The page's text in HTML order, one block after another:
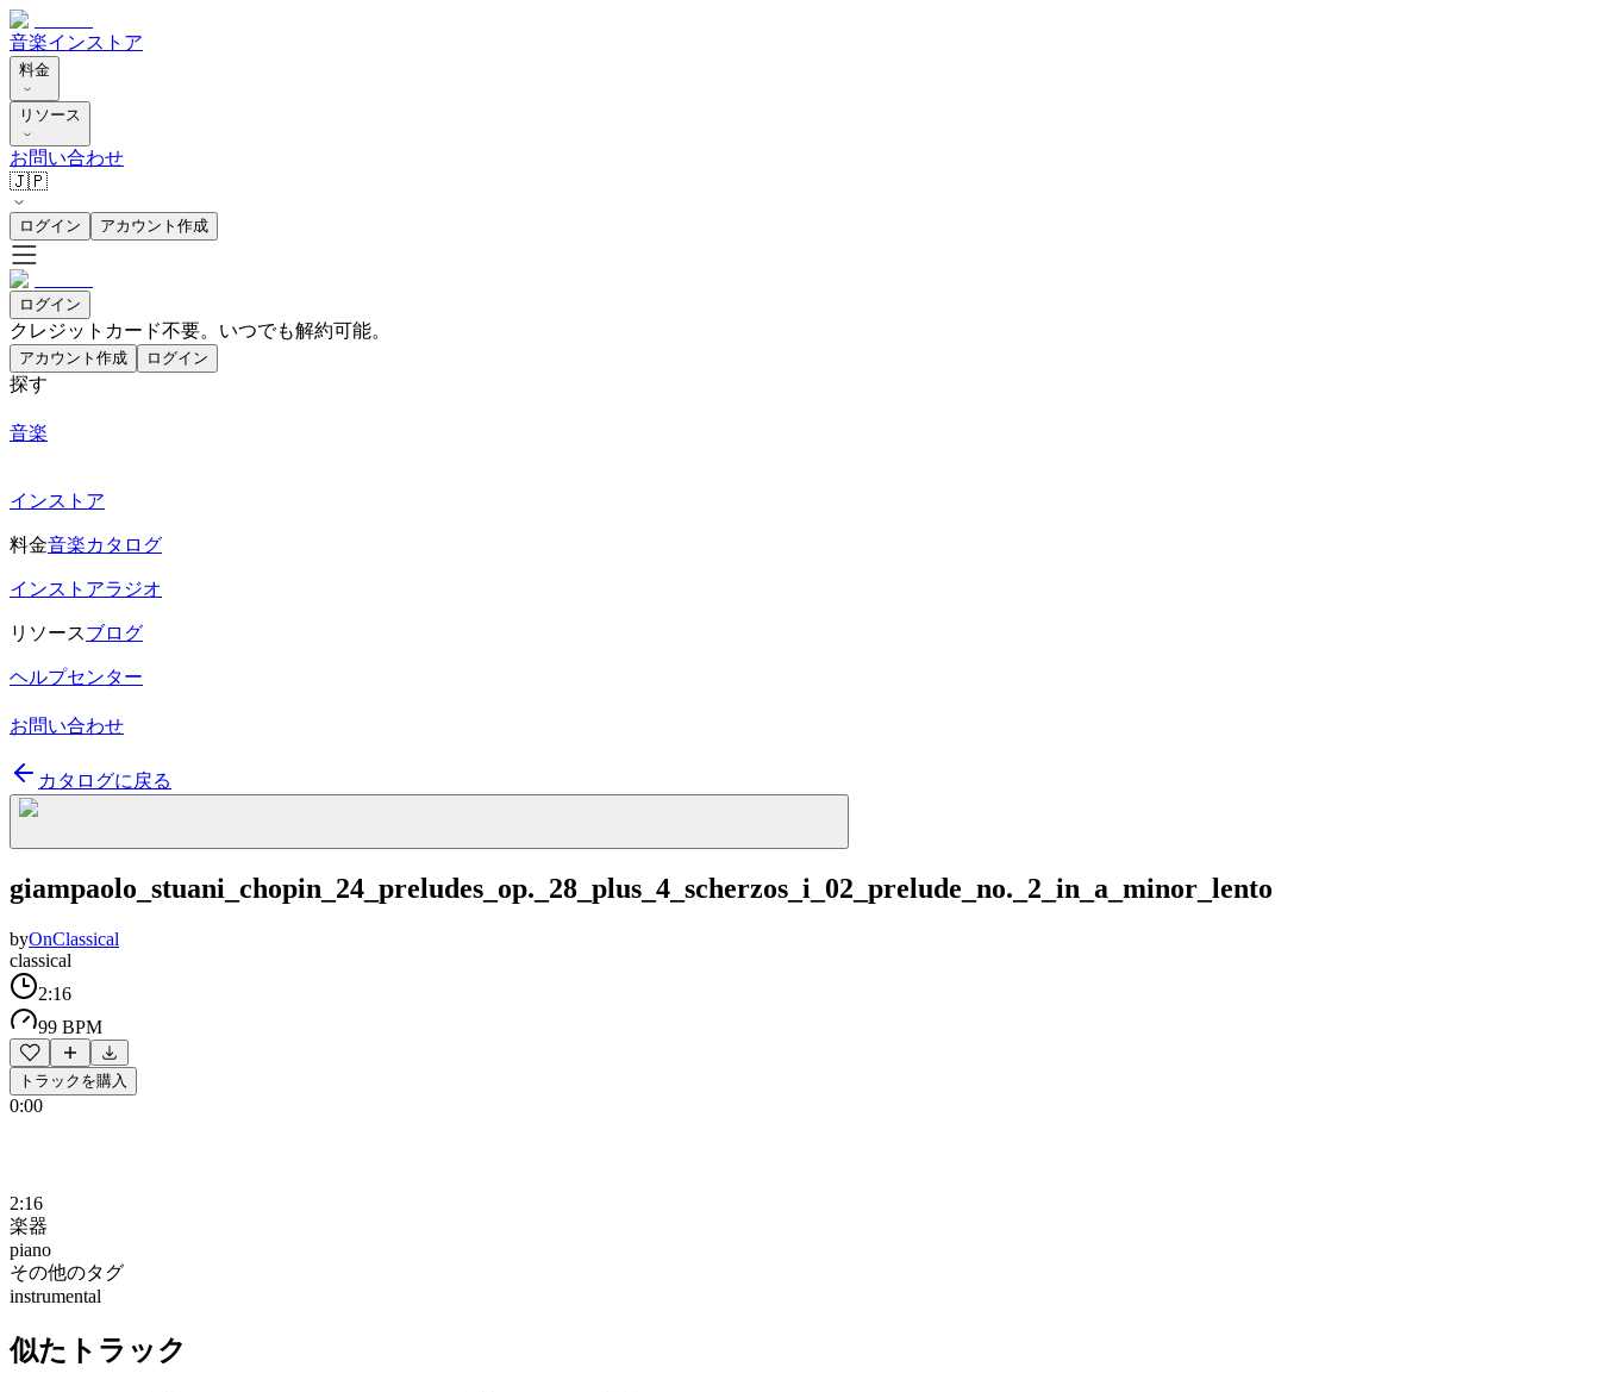
音楽インストア
料金
リソース
お問い合わせ
🇯🇵
ログイン アカウント作成
ログイン
クレジットカード不要。いつでも解約可能。
アカウント作成 ログイン
探す
音楽
インストア
料金音楽カタログ
インストアラジオ
リソースブログ
ヘルプセンター
お問い合わせ
カタログに戻る
giampaolo_stuani_chopin_24_preludes_op._28_plus_4_scherzos_i_02_prelude_no._2_in_a_minor_lento
byOnClassical
classical
2:16
99 BPM
トラックを購入
0:00
2:16
楽器
piano
その他のタグ
instrumental
似たトラック